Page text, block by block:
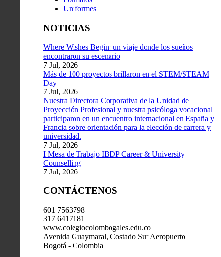
Uniformes
NOTICIAS
Where Wishes Begin: un viaje donde los sueños
encontraron su escenario
7 Jul, 2026
Más de 100 proyectos brillaron en el STEM/STEAM
Day
7 Jul, 2026
Nuestra Directora Corporativa de la Unidad de
Proyección Profesional y nuestra psicóloga vocacional
participaron en un encuentro internacional en España y
Francia sobre orientación para la elección de carrera y
universidad.
7 Jul, 2026
I Mesa de Trabajo IBDP Career & University
Counselling
7 Jul, 2026
CONTÁCTENOS
601 7563798
317 6417181
www.colegiocolombogales.edu.co
Avenida Guaymaral, Costado Sur Aeropuerto
Bogotá - Colombia